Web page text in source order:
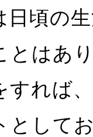
日頃の
とはあ
すれば
として